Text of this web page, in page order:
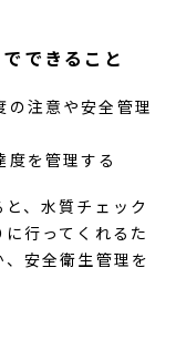
できること
の注意や安全管理
度を管理する
、水質チェック
行ってくれるた
安全衛生管理を